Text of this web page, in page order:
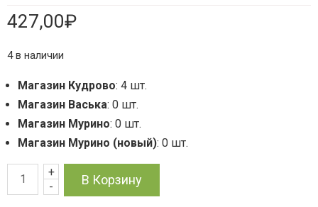
427,00₽
4 в наличии
Магазин Кудрово: 4 шт.
Магазин Васька: 0 шт.
Магазин Мурино: 0 шт.
Магазин Мурино (новый): 0 шт.
-
Количество
+
В Корзину